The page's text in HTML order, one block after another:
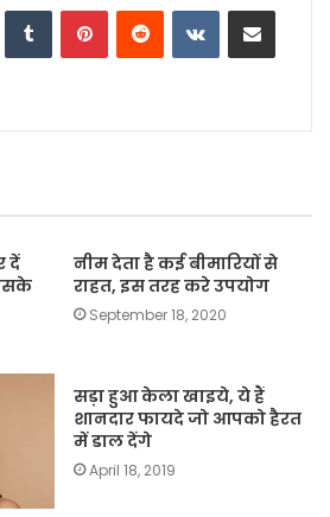
l y
n
e
TumblrPinterestReddit VKontakteShare via Email
दें
नीम देता है कई बीमारियों से
राहत, इस तरह करे उपयोग
September 18, 2020
सड़ा हुआ केला खाइये, ये हैं
शानदार फायदे जो आपको हैरत
में डाल देंगे
April 18, 2019